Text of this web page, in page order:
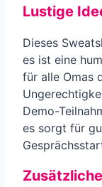
Lustige
Dieses
es ist eine
für alle Omas
Demo-
es sorgt für